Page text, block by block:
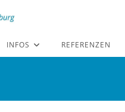
INFOS REFERENZEN